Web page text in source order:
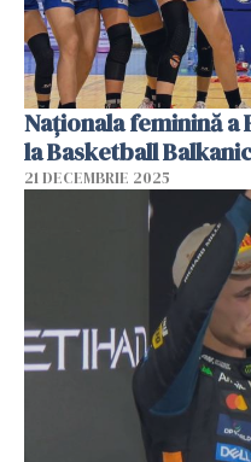
Naționala feminină a
la Basketball
21 DECEMBRIE 2025